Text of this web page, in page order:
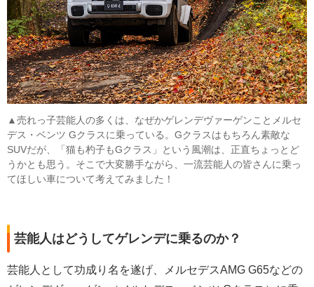
▲売れっ子芸能人の多くは、なぜかゲレンデヴァーゲンことメルセ
デス・ベンツ Gクラスに乗っている。Gクラスはもちろん素敵な
SUVだが、「猫も杓子もGクラス」という風潮は、正直ちょっとど
うかとも思う。そこで大変勝手ながら、一流芸能人の皆さんに乗っ
てほしい車について考えてみました！
芸能人はどうしてゲレンデに乗るのか？
芸能人として功成り名を遂げ、メルセデスAMG G65などの